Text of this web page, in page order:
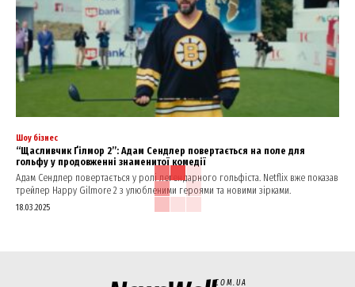
Шоу бізнес
“Щасливчик Ґілмор 2”: Адам Сендлер повертається на поле для
гольфу у продовженні знаменитої комедії
Адам Сендлер повертається у ролі легендарного гольфіста. Netflix вже показав
трейлер Happy Gilmore 2 з улюбленими героями та новими зірками.
18.03.2025
COM.UA